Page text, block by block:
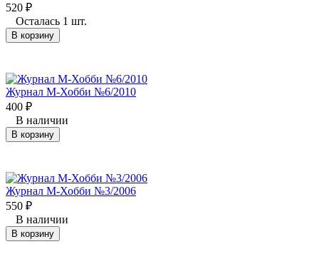
520 ₽
Осталась 1 шт.
В корзину
Журнал М-Хобби №6/2010
400 ₽
В наличии
В корзину
Журнал М-Хобби №3/2006
550 ₽
В наличии
В корзину